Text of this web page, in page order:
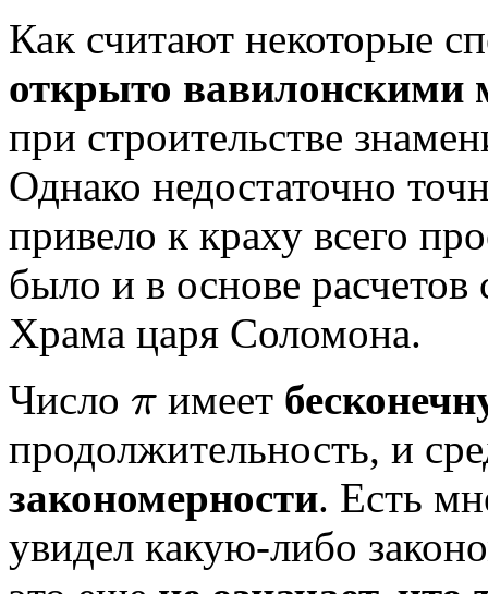
Как считают некоторые
открыто вавилонскими
при строительстве
Однако недостаточно
привело к краху всего
было и в основе расчетов
Храма царя Соломона.
Число π
π имеет
продолжительность, и
закономерности. Есть
увидел какую-либо